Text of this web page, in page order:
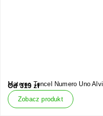
Materac Tencel Numero Uno Alvi
Od319zł
Zobacz produkt